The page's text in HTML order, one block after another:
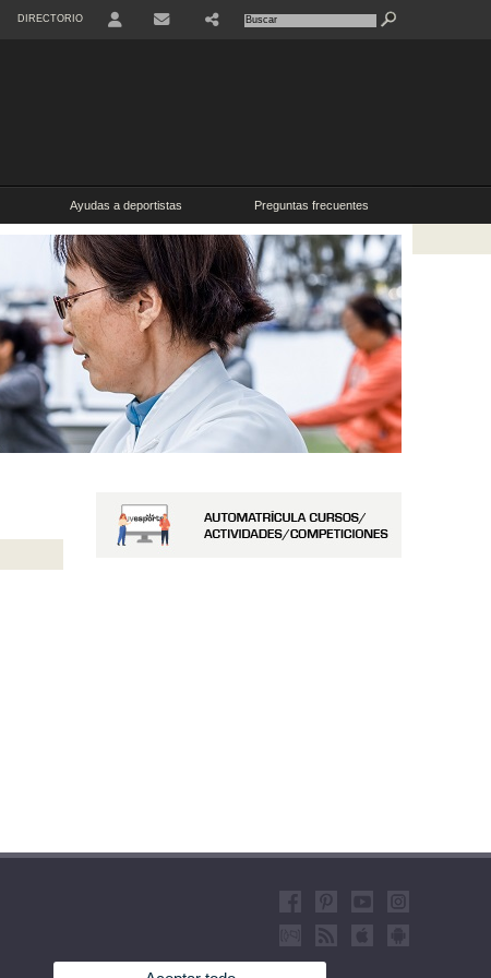
DIRECTORIO
Ayudas a deportistas Preguntas frecuentes